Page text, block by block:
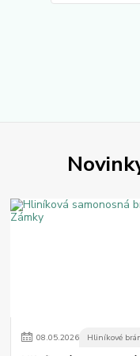
08.05.2026 Hliníkové